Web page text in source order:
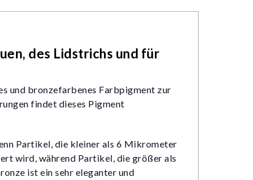
des Lidstrichs und für
und bronzefarbenes Farbpigment zur
findet dieses Pigment
Partikel, die kleiner als 6 Mikrometer
wird, während Partikel, die größer als
ist ein sehr eleganter und